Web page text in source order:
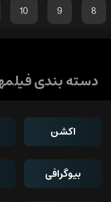
8
9
10
دسته بندی
اکشن
بیوگرافی